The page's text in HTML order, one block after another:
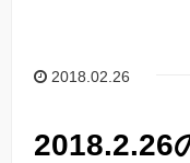
2018.02.26
2018.2.26